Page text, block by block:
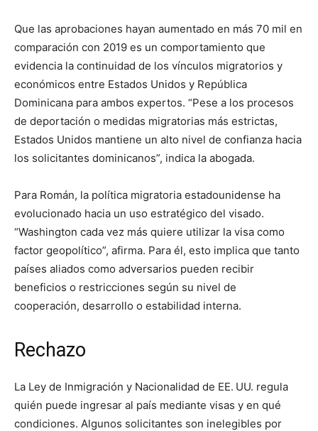
Que las aprobaciones hayan aumentado en más 70 mil en
comparación con 2019 es un comportamiento que
evidencia la continuidad de los vínculos migratorios y
económicos entre Estados Unidos y República
Dominicana para ambos expertos. “Pese a los procesos
de deportación o medidas migratorias más estrictas,
Estados Unidos mantiene un alto nivel de confianza hacia
los solicitantes dominicanos”, indica la abogada.
Para Román, la política migratoria estadounidense ha
evolucionado hacia un uso estratégico del visado.
“Washington cada vez más quiere utilizar la visa como
factor geopolítico”, afirma. Para él, esto implica que tanto
países aliados como adversarios pueden recibir
beneficios o restricciones según su nivel de
cooperación, desarrollo o estabilidad interna.
Rechazo
La Ley de Inmigración y Nacionalidad de EE. UU. regula
quién puede ingresar al país mediante visas y en qué
condiciones. Algunos solicitantes son inelegibles por